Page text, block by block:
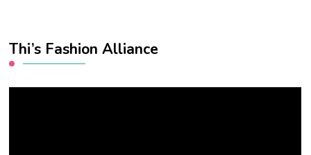
Thi’s Fashion Alliance